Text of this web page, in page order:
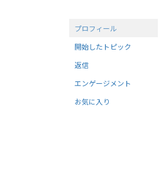
プロフィール
開始したトピック
返信
エンゲージメント
お気に入り